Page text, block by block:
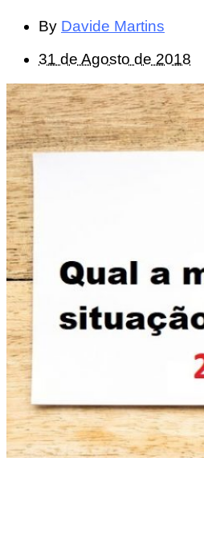
By Davide Martins
31 de Agosto de 2018